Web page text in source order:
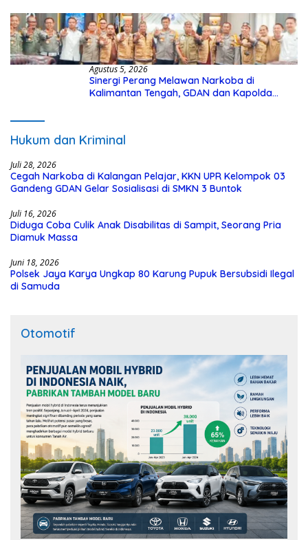
Agustus 5, 2026
Sinergi Perang Melawan Narkoba di
Kalimantan Tengah, GDAN dan Kapolda
Hukum dan Kriminal
Juli 28, 2026
Cegah Narkoba di Kalangan Pelajar, KKN UPR Kelompok 03
Gandeng GDAN Gelar Sosialisasi di SMKN 3 Buntok
Juli 16, 2026
Diduga Coba Culik Anak Disabilitas di Sampit, Seorang Pria
Diamuk Massa
Juni 18, 2026
Polsek Jaya Karya Ungkap 80 Karung Pupuk Bersubsidi Ilegal
di Samuda
Otomotif